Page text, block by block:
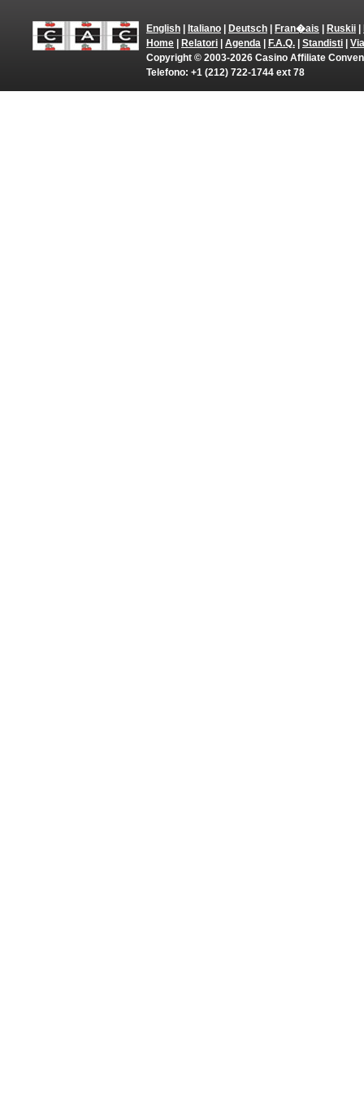
English Italiano Deutsch Fran�ais Ruskii
Home
Relatori Agenda F.A.Q. Standisti
Copyright © 2003-2026 Casino Affiliate
Telefono: +1 (212) 722-1744 ext 78